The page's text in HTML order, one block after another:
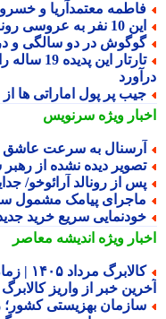
معتمدآریا و خسرو
به عروسی رونالدو دعوت نمی شوند!
در دو سالگی و در
تارتار این
پر پول اماراتی ها از
ویژهسرنویس
به سرعت عاشق
دیده نشده از رهبر
از رونالد آرائوخو/
پیامک مشمول
سریع خرید جدید
ویژهاندیشه معاصر
کالابرگ
خبر از واریز کالابرگ
بهزیستی کشور؛